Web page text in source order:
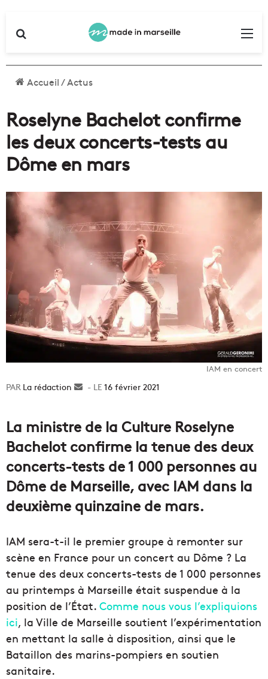
Accueil/Actus
Roselyne Bachelot confirme
les deux concerts-tests au
Dôme en mars
IAM en concert
La rédaction
Envoyer16 février 2021
La ministre de la Culture Roselyne
Bachelot confirme la tenue des deux
concerts-tests de 1 000 personnes au
Dôme de Marseille, avec IAM dans la
deuxième quinzaine de mars.
IAM sera-t-il le premier groupe à remonter sur
scène en France pour un concert au Dôme ? La
tenue des deux concerts-tests de 1 000 personnes
au printemps à Marseille était suspendue à la
position de l’État. Comme nous vous l’expliquions
ici, la Ville de Marseille soutient l’expérimentation
en mettant la salle à disposition, ainsi que le
Bataillon des marins-pompiers en soutien
sanitaire.